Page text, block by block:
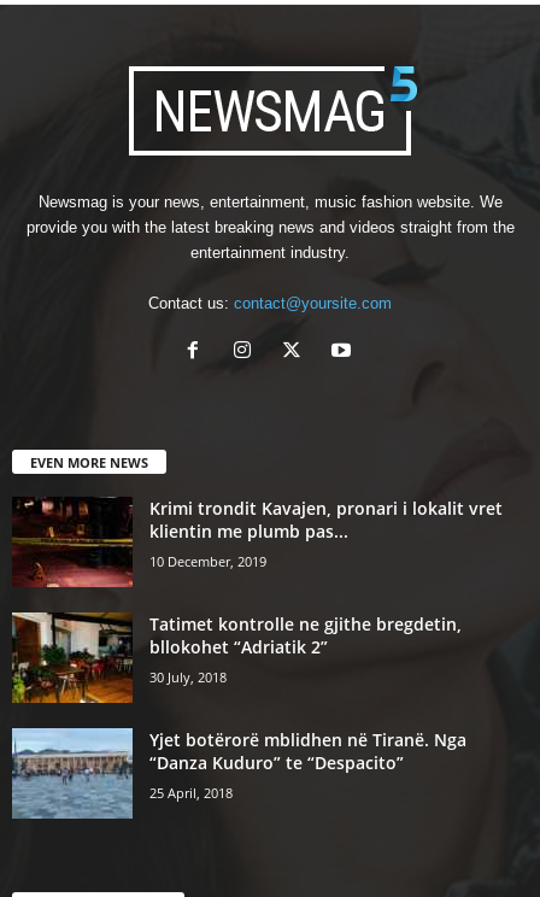
Newsmag is your news, entertainment, music fashion website. We
provide you with the latest breaking news and videos straight from the
entertainment industry.
Contact us: contact@yoursite.com
EVEN MORE NEWS
Krimi trondit Kavajen, pronari i lokalit vret
klientin me plumb pas...
10 December, 2019
Tatimet kontrolle ne gjithe bregdetin,
bllokohet “Adriatik 2”
30 July, 2018
Yjet botërorë mblidhen në Tiranë. Nga
“Danza Kuduro” te “Despacito”
25 April, 2018